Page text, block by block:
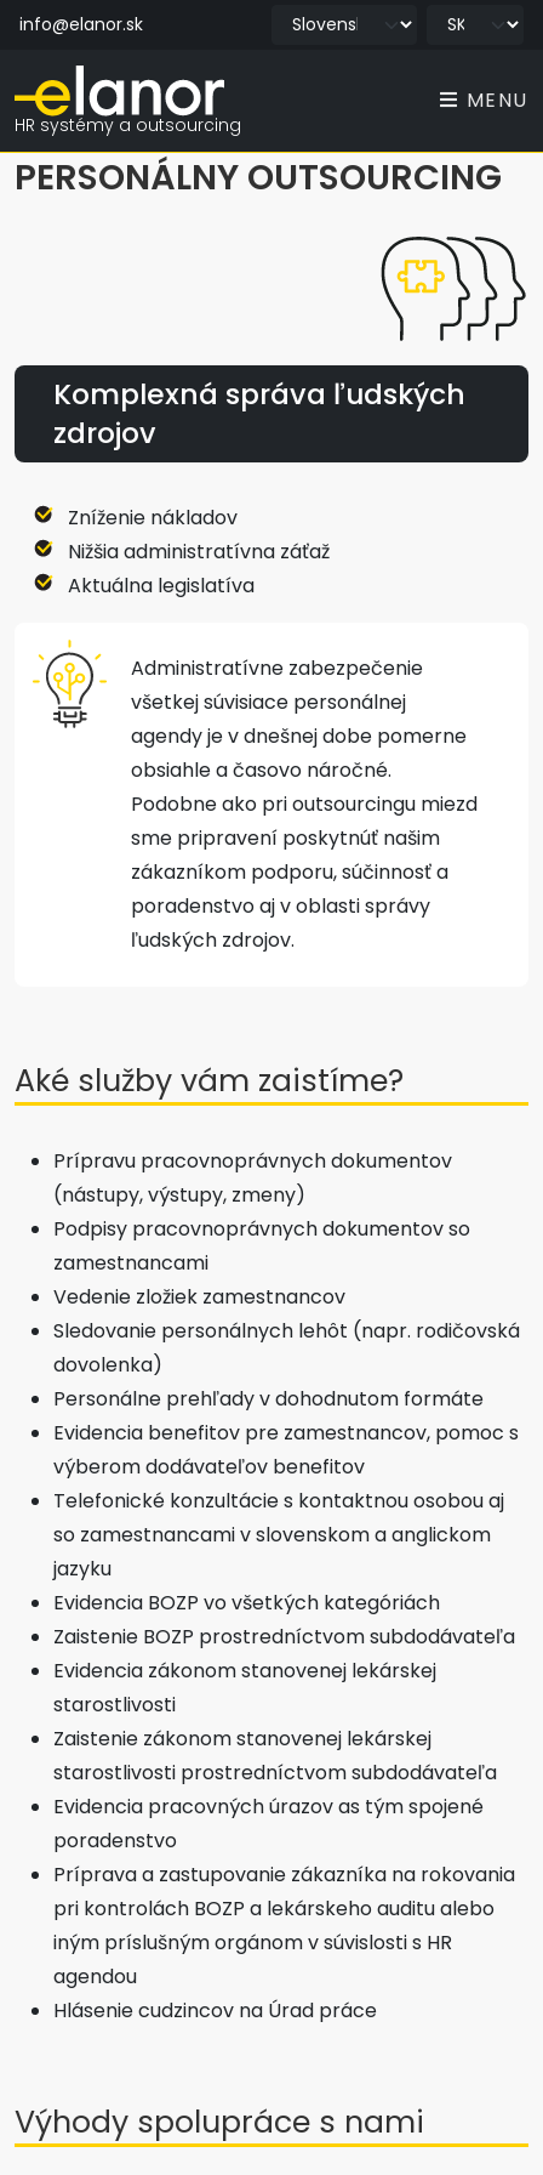
info@elanor.sk
HR systémy a outsourcing
MENU
PERSONÁLNY OUTSOURCING
Komplexná správa ľudských
zdrojov
Zníženie nákladov
Nižšia administratívna záťaž
Aktuálna legislatíva
Administratívne zabezpečenie
všetkej súvisiace personálnej
agendy je v dnešnej dobe pomerne
obsiahle a časovo náročné.
Podobne ako pri outsourcingu miezd
sme pripravení poskytnúť našim
zákazníkom podporu, súčinnosť a
poradenstvo aj v oblasti správy
ľudských zdrojov.
Aké služby vám zaistíme?
Prípravu pracovnoprávnych dokumentov
(nástupy, výstupy, zmeny)
Podpisy pracovnoprávnych dokumentov so
zamestnancami
Vedenie zložiek zamestnancov
Sledovanie personálnych lehôt (napr. rodičovská
dovolenka)
Personálne prehľady v dohodnutom formáte
Evidencia benefitov pre zamestnancov, pomoc s
výberom dodávateľov benefitov
Telefonické konzultácie s kontaktnou osobou aj
so zamestnancami v slovenskom a anglickom
jazyku
Evidencia BOZP vo všetkých kategóriách
Zaistenie BOZP prostredníctvom subdodávateľa
Evidencia zákonom stanovenej lekárskej
starostlivosti
Zaistenie zákonom stanovenej lekárskej
starostlivosti prostredníctvom subdodávateľa
Evidencia pracovných úrazov as tým spojené
poradenstvo
Príprava a zastupovanie zákazníka na rokovania
pri kontrolách BOZP a lekárskeho auditu alebo
iným príslušným orgánom v súvislosti s HR
agendou
Hlásenie cudzincov na Úrad práce
Výhody spolupráce s nami